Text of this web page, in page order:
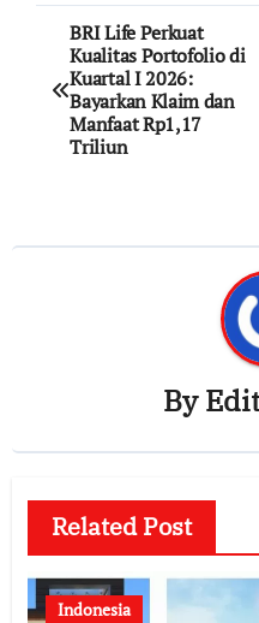
Post
navigation
BRI Life Perkuat
Kualitas Portofolio di
Kuartal I 2026:
Bayarkan Klaim dan
Manfaat Rp1,17
Triliun
By
Related Post
Indonesia